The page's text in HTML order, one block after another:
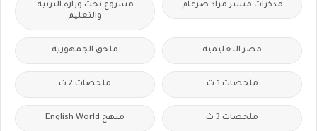
مذكرات مستر مراد ضرغام
مشروع بحث وزارة التربية
والتعليم
مصر التعليميه ملحق الجمهورية
ملخصات 1 ث ملخصات 2 ث
ملخصات 3 ث منهج English World